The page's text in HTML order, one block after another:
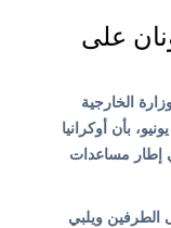
على
الخارجية
الأربعاء 10 حزيران/ يونيو، بأن أوكرانيا
إطار مساعدات
الطرفين ويلبي